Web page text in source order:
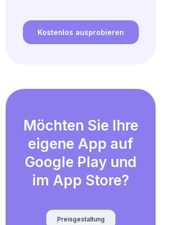
Kostenlos ausprobieren
Möchten Sie Ihre
eigene App auf
Google Play und
im App Store?
Preisgestaltung